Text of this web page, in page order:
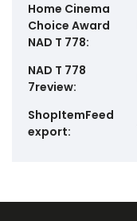
Home Cinema
Choice Award
NAD T 778:
NAD T 778
7review:
ShopItemFeed
export: